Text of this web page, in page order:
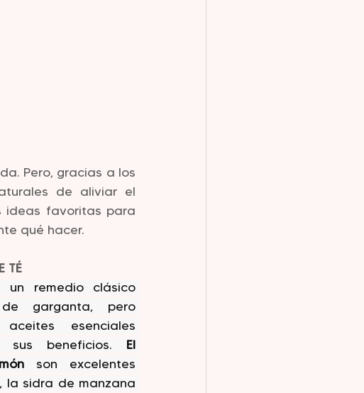
Pero, gracias a los
de aliviar el
ideas favoritas para
qué hacer.
TÉ
un remedio clásico
garganta, pero
esenciales
sus beneficios. El
son excelentes
la sidra de manzana